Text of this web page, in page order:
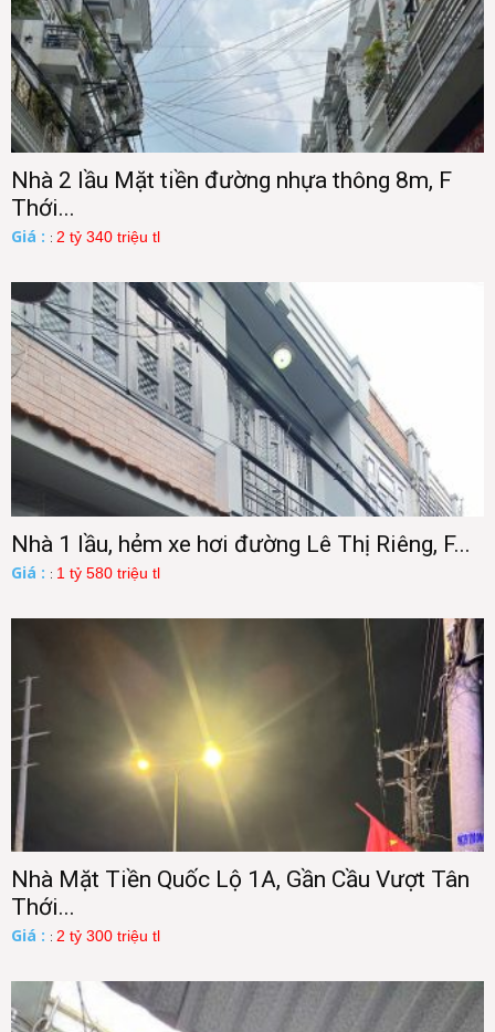
Nhà 2 lầu Mặt tiền đường nhựa thông 8m, F
Thới...
Giá : : 2 tỷ 340 triệu tl
Nhà 1 lầu, hẻm xe hơi đường Lê Thị Riêng, F...
Giá : : 1 tỷ 580 triệu tl
Nhà Mặt Tiền Quốc Lộ 1A, Gần Cầu Vượt Tân
Thới...
Giá : : 2 tỷ 300 triệu tl